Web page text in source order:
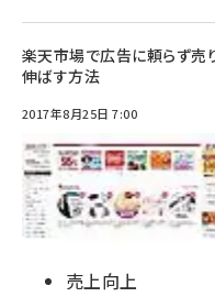
楽天市場で広告に頼らず売
伸ばす方法
2017年8月25日 7:00
売上向上